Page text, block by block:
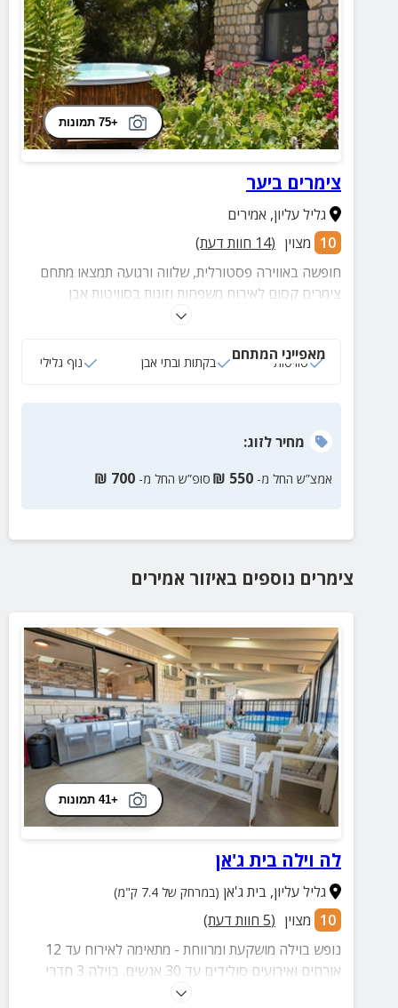
+75 תמונות
צימרים ביער
גליל עליון, אמירים
10 מצוין (
14 חוות דעת)
חופשה באווירה פסטורלית, שלווה ורגועה תמצאו מתחם
צימרים קסום לאירוח משפחות וזוגות בסוויטות אבן
מאובזרות היטב, ג'קוזי זרמים פרטי, כניסה חופשית
מאפייני המתחם
סוויטות בקתות ובתי אבן נוף גלילי
מחירלזוג:
אמצ”ש החל מ- 550
₪ סופ”ש החל מ- 700
₪
צימרים נוספים באיזור אמירים
+41 תמונות
לה וילה בית ג'אן
גליל עליון, בית ג'אן (במרחק של 7.4 ק"מ)
10 מצוין (
5 חוות דעת)
נופש בוילה מושקעת ומרווחת - מתאימה לאירוח עד 12
אורחים ואירועים סולידים עד 30 אנשים. בוילה 3 חדרי
שינה גדולים, 3 חדרי רחצה, מטבח מאובזר, סלון מהודר,